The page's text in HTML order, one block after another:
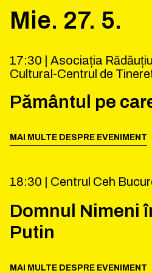
Mie. 27. 5.
17:30 | Asociația
Cultural-Centrul de
Pământul pe
MAI MULTE DESPRE EVENIMENT
18:30 | Centrul Ceh
Domnul Nimeni
Putin
MAI MULTE DESPRE EVENIMENT